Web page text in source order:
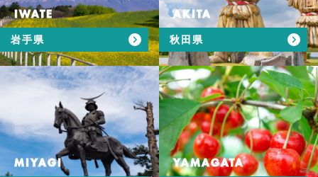
IWATE
岩手県
AKITA
秋田県
MIYAGI YAMAGATA